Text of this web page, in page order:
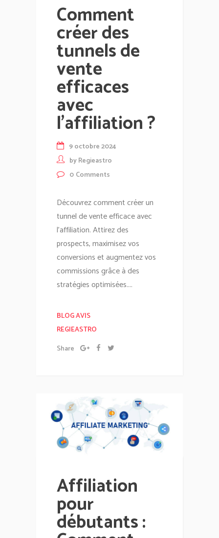
Comment
créer des
tunnels de
vente
efficaces
avec
l’affiliation ?
9 octobre 2024
byRegieastro
0 Comments
Découvrez comment créer un
tunnel de vente efficace avec
l'affiliation. Attirez des
prospects, maximisez vos
conversions et augmentez vos
commissions grâce à des
stratégies optimisées....
BLOG AVIS
REGIEASTRO
Share
Affiliation
pour
débutants :